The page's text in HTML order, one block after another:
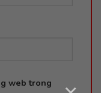
web trong